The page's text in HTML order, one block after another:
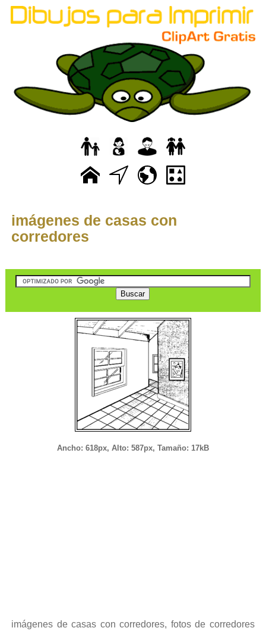
imágenes de casas con
corredores
Ancho: 618px, Alto: 587px, Tamaño: 17kB
imágenes de casas con corredores, fotos de corredores